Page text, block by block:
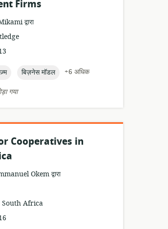
Firms
द्वारा
topic:
बिज़नेस मॉडल
+6 अधिक
गया
Cooperatives in
Okem द्वारा
Africa